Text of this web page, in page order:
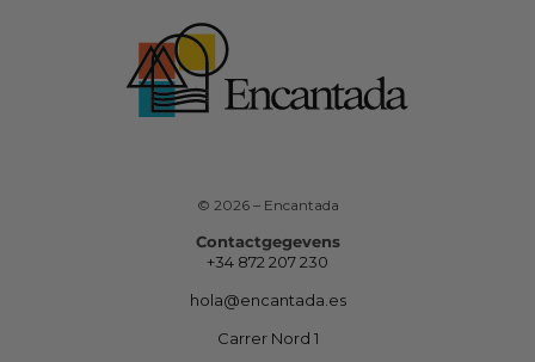
© 2026 – Encantada
Contactgegevens
+34 872 207 230
hola@encantada.es
Carrer Nord 1